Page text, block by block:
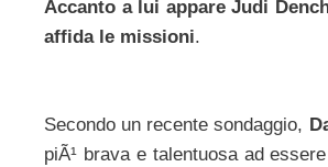
Accanto a lui appare Judi
affida le missioni.
Secondo un recente sondaggio,
piÃ¹ brava e talentuosa ad